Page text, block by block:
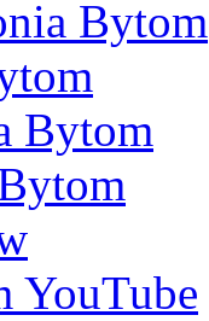
Bytom
Bytom
YouTube